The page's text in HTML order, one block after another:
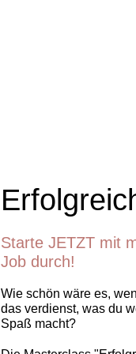
Starte JETZT mit
Job durch!
Wie schön wäre es,
das verdienst, was du
Spaß macht?